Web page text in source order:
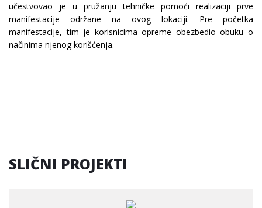
učestvovao je u pružanju tehničke pomoći realizaciji prve
manifestacije održane na ovog lokaciji. Pre početka
manifestacije, tim je korisnicima opreme obezbedio obuku o
načinima njenog korišćenja.
SLIČNI PROJEKTI